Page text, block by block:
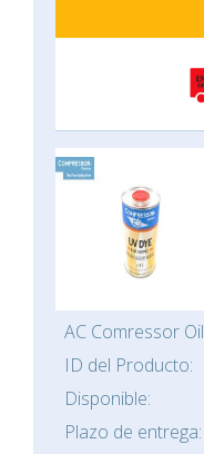
AC Comressor
ID del Producto:
Disponible:
Plazo de entrega: